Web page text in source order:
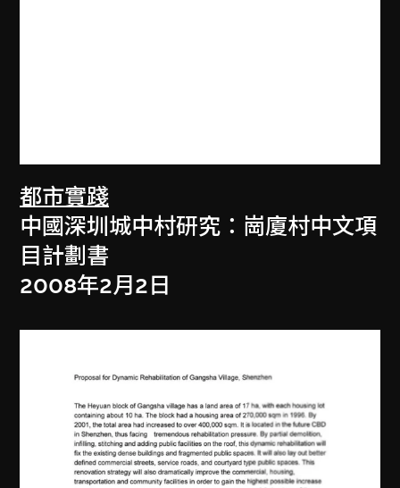
都市實踐
中國深圳城中村研究：崗廈村中文項
目計劃書
2008年2月2日